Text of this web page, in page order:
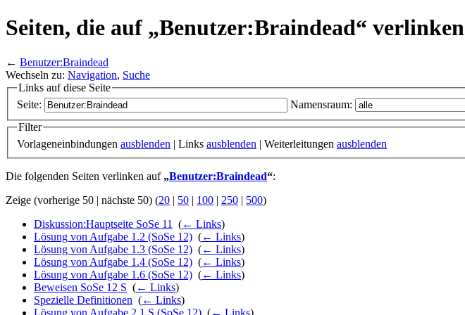
Seiten, die auf „Benutzer:Braindead“ verlinken
← Benutzer:Braindead
Wechseln zu: Navigation, Suche
Links auf diese Seite
Seite:
Namensraum:
Filter
Vorlageneinbindungen ausblenden | Links ausblenden | Weiterleitungen ausblenden
Die folgenden Seiten verlinken auf „Benutzer:Braindead“:
Zeige (vorherige 50 | nächste 50) (20 | 50 | 100 | 250 | 500)
Diskussion:Hauptseite SoSe 11
(← Links)
Lösung von Aufgabe 1.2 (SoSe 12) (← Links)
Lösung von Aufgabe 1.3 (SoSe 12) (← Links)
Lösung von Aufgabe 1.4 (SoSe 12) (← Links)
Lösung von Aufgabe 1.6 (SoSe 12) (← Links)
Beweisen SoSe 12 S (← Links)
Spezielle Definitionen (← Links)
Lösung von Aufgabe 2.1 S (SoSe 12) (← Links)